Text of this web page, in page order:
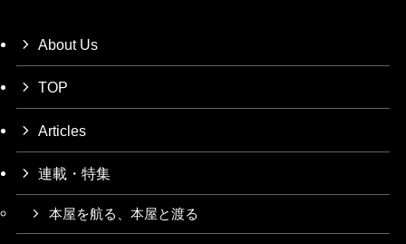
About Us
TOP
Articles
連載・特集
本屋を航る、本屋と渡る